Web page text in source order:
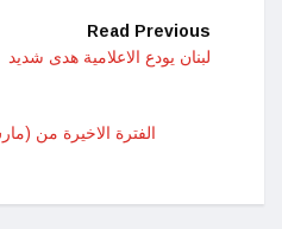
Read Previous
لبنان يودع الاعلامية هدى شديد
الفترة الاخيرة من